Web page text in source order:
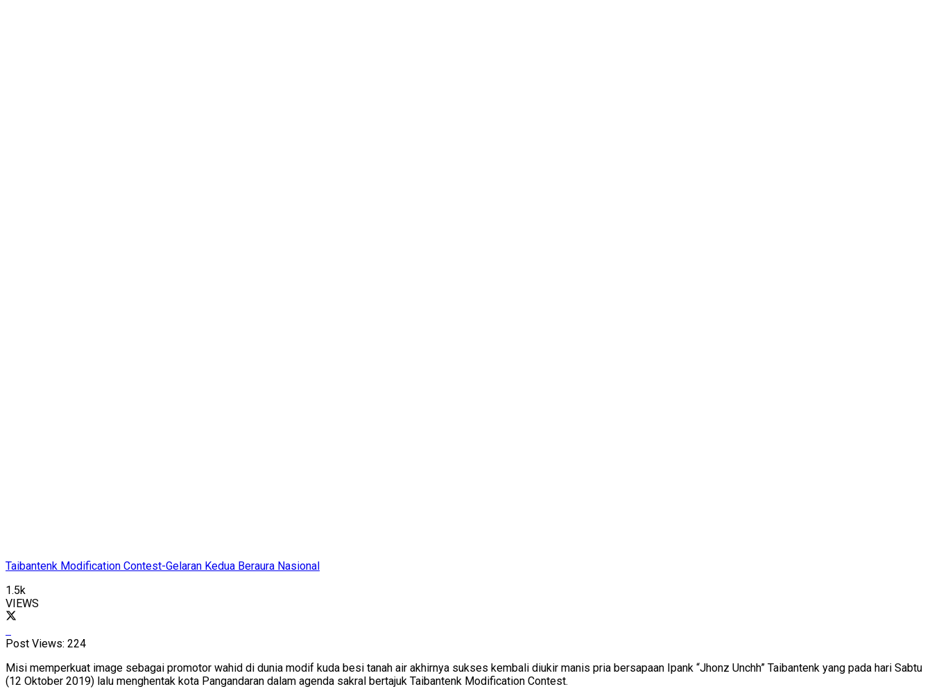
Taibantenk Modification Contest-Gelaran Kedua Beraura Nasional
1.5k
VIEWS
Post Views: 224
Misi memperkuat image sebagai promotor wahid di dunia modif kuda besi tanah air akhirnya sukses kembali diukir manis pria bersapaan Ipank “Jhonz Unchh” Taibantenk yang pada hari Sabtu
(12 Oktober 2019) lalu menghentak kota Pangandaran dalam agenda sakral bertajuk Taibantenk Modification Contest.